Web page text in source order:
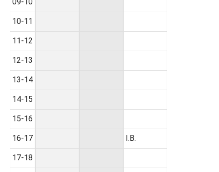
10-11
11-12
12-13
13-14
14-15
15-16
16-17
17-18
I.B.